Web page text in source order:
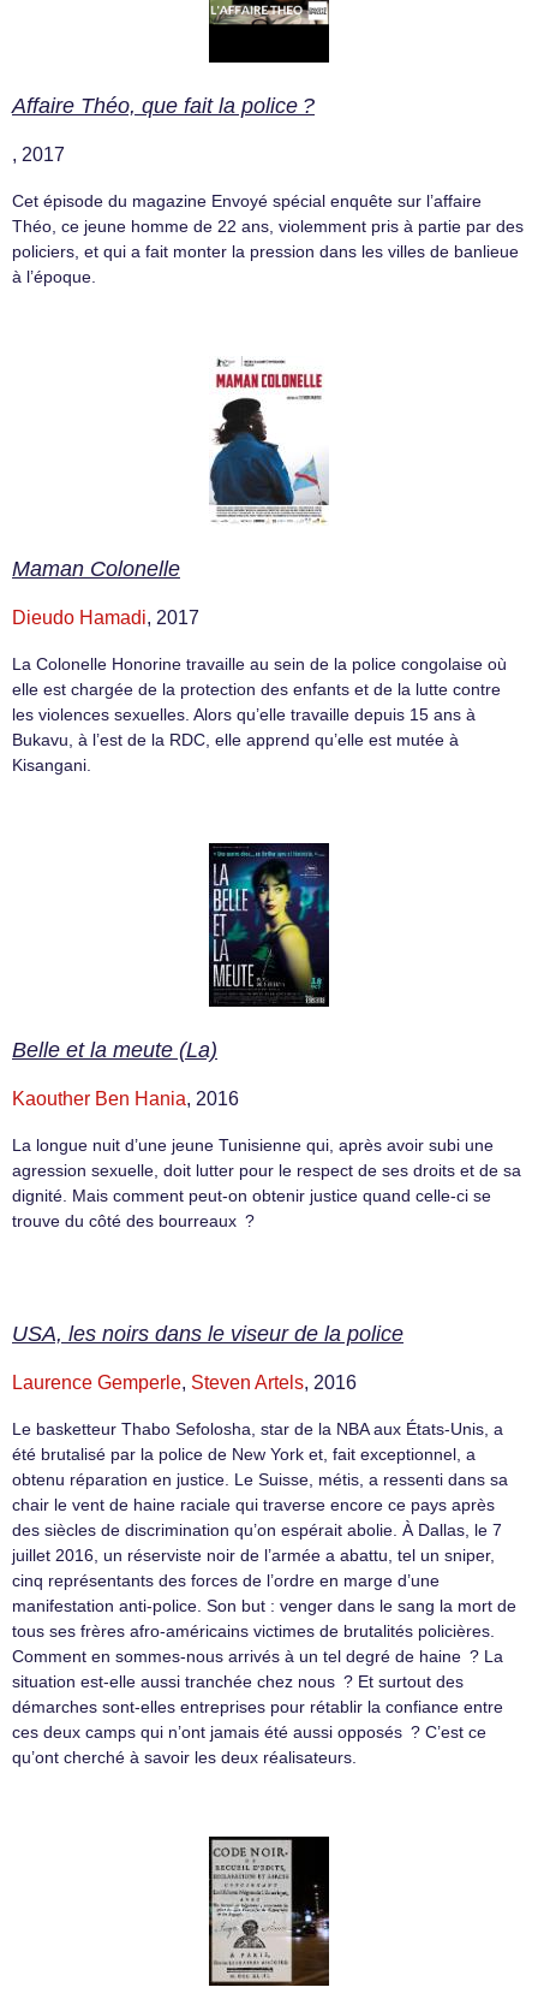
Affaire Théo, que fait la police ?
, 2017
Cet épisode du magazine Envoyé spécial enquête sur l’affaire
Théo, ce jeune homme de 22 ans, violemment pris à partie par des
policiers, et qui a fait monter la pression dans les villes de banlieue
à l’époque.
Maman Colonelle
Dieudo Hamadi, 2017
La Colonelle Honorine travaille au sein de la police congolaise où
elle est chargée de la protection des enfants et de la lutte contre
les violences sexuelles. Alors qu’elle travaille depuis 15 ans à
Bukavu, à l’est de la RDC, elle apprend qu’elle est mutée à
Kisangani.
Belle et la meute (La)
Kaouther Ben Hania, 2016
La longue nuit d’une jeune Tunisienne qui, après avoir subi une
agression sexuelle, doit lutter pour le respect de ses droits et de sa
dignité. Mais comment peut-on obtenir justice quand celle-ci se
trouve du côté des bourreaux ?
USA, les noirs dans le viseur de la police
Laurence Gemperle, Steven Artels, 2016
Le basketteur Thabo Sefolosha, star de la NBA aux États-Unis, a
été brutalisé par la police de New York et, fait exceptionnel, a
obtenu réparation en justice. Le Suisse, métis, a ressenti dans sa
chair le vent de haine raciale qui traverse encore ce pays après
des siècles de discrimination qu’on espérait abolie. À Dallas, le 7
juillet 2016, un réserviste noir de l’armée a abattu, tel un sniper,
cinq représentants des forces de l’ordre en marge d’une
manifestation anti-police. Son but : venger dans le sang la mort de
tous ses frères afro-américains victimes de brutalités policières.
Comment en sommes-nous arrivés à un tel degré de haine ? La
situation est-elle aussi tranchée chez nous ? Et surtout des
démarches sont-elles entreprises pour rétablir la confiance entre
ces deux camps qui n’ont jamais été aussi opposés ? C’est ce
qu’ont cherché à savoir les deux réalisateurs.